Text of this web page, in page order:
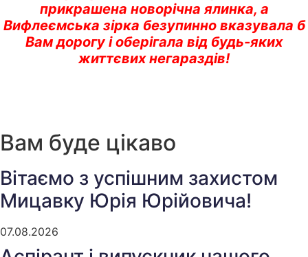
прикрашена новорічна ялинка, а
Вифлеємська зірка безупинно вказувала б
Вам дорогу і оберігала від будь-яких
життєвихнегараздів!
Вам буде цікаво
Вітаємо з успішним захистом
Мицавку Юрія Юрійовича!
07.08.2026